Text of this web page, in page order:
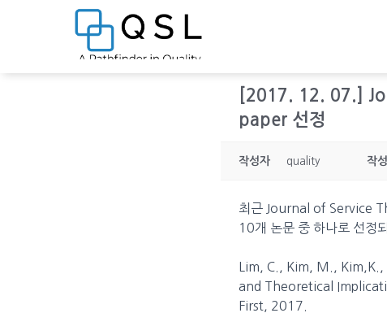
[2017. 12. 07.]
paper 선정
작성자 quality 작
최근 Journal of Service
10개 논문 중 하나로 선정
Lim, C., Kim, M.,
and Theoretical
First, 2017.